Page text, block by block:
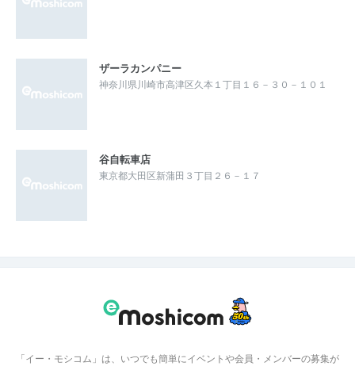
ザーラカンパニー
神奈川県川崎市高津区久本１丁目１６－３０－１０１
谷自転車店
東京都大田区新蒲田３丁目２６－１７
「イー・モシコム」は、いつでも簡単にイベントや会員・メンバーの募集が